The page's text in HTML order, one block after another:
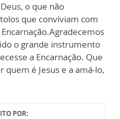
o que não
que conviviam com
o grande instrumento
a Encarnação. Que
quem é Jesus e a amá-lo,
POR: